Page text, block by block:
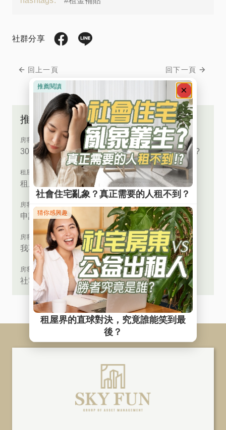
社群分享
回上一頁 回下一頁
推薦文章
房客必讀
300億中央擴大補貼結果陸續出爐，您領到錢了嗎?
租屋小百科
租屋公證是什麼？保障雙方權益超安心
房客必讀
申請社會住宅租金補貼，不用遷戶籍嗎？
房客必讀
我不是特殊身分，可以申請租屋補貼嗎？
房客必讀
社宅租金補助 vs 300億擴大租屋補貼有什麼差別?